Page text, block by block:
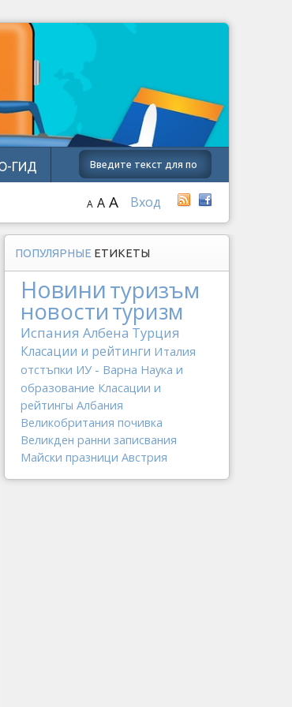
ГИД
Вход
A A A
ПОПУЛЯРНЫЕ ЕТИКЕТЫ
Новинитуризъм
новоституризм
Испания Албена Турция
Класации и рейтинги Италия
отстъпки ИУ - Варна Наука и
образование Класации и
рейтингы Албания
Великобритания почивка
Великден ранни записвания
Майски празници Австрия